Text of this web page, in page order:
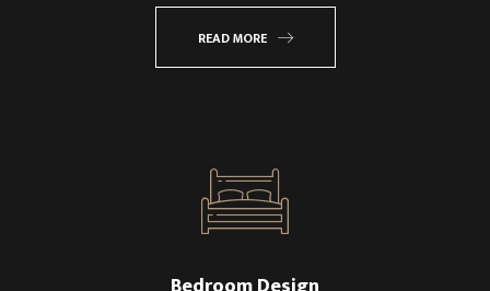
Pellentesque pretium risus non eros consectetur
vehicula egestas quis arcu. Nulla a est massa.
Nullam id odio in eros egestas commodo nec
dapibus orci laoreet ut. Aliquam bibendum
READ MORE